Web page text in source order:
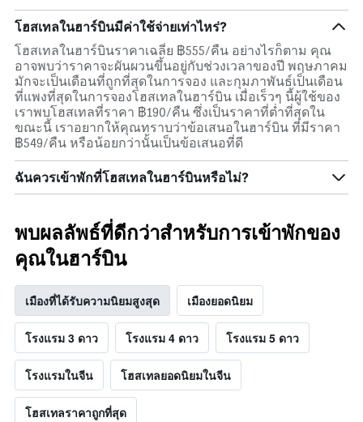
โฮสเทลในฮาร์บินมีค่าใช้จ่ายเท่าไหร่?
โฮสเทลในฮาร์บินราคาเฉลี่ย ฿555/คืน อย่างไรก็ตาม คุณ
อาจพบว่าราคาจะผันผวนขึ้นอยู่กับช่วงเวลาของปี พฤษภาคม
มักจะเป็นเดือนที่ถูกที่สุดในการจอง และกุมภาพันธ์เป็นเดือน
ที่แพงที่สุดในการจองโฮสเทลในฮาร์บิน เมื่อเร็วๆ นี้ผู้ใช้ของ
เราพบโฮสเทลที่ราคา ฿190/คืน ซึ่งเป็นราคาที่ต่ำที่สุดใน
ขณะนี้ เราอยากให้คุณทราบว่าข้อเสนอในฮาร์บิน ที่มีราคา
฿549/คืน หรือน้อยกว่านั้นเป็นข้อเสนอที่ดี
ฉันควรเข้าพักที่โฮสเทลในฮาร์บินหรือไม่?
พบผลลัพธ์ที่ดีกว่าสำหรับการเข้าพักของ
คุณในฮาร์บิน
เมืองที่ได้รับความนิยมสูงสุด เมืองยอดนิยม
โรงแรม 3 ดาว โรงแรม 4 ดาว โรงแรม 5 ดาว
โรงแรมในจีน โฮสเทลยอดนิยมในจีน
โฮสเทลราคาถูกที่สุด